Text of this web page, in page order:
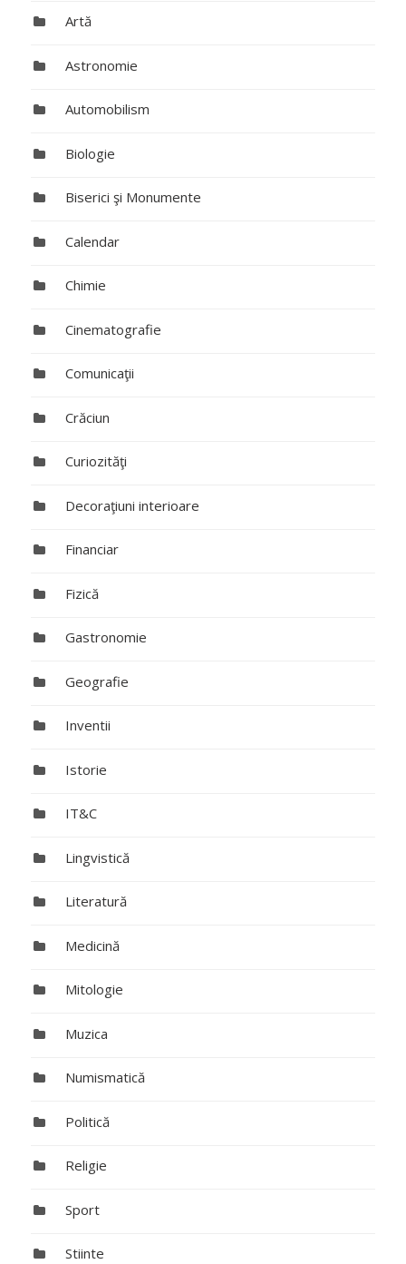
Artă
Astronomie
Automobilism
Biologie
Biserici şi Monumente
Calendar
Chimie
Cinematografie
Comunicaţii
Crăciun
Curiozităţi
Decoraţiuni interioare
Financiar
Fizică
Gastronomie
Geografie
Inventii
Istorie
IT&C
Lingvistică
Literatură
Medicină
Mitologie
Muzica
Numismatică
Politică
Religie
Sport
Stiinte